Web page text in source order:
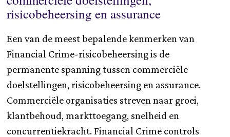
risicobeheersing en assurance
Een van de meest bepalende kenmerken van
Financial Crime-risicobeheersing is de
permanente spanning tussen commerciële
doelstellingen, risicobeheersing en assurance.
Commerciële organisaties streven naar groei,
klantbehoud, markttoegang, snelheid en
concurrentiekracht. Financial Crime controls